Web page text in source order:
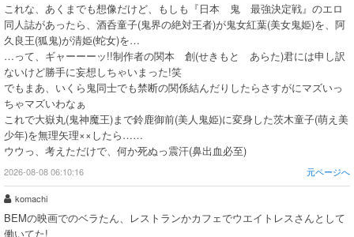
これな、あくまでも想像だけど、もしも『日本 鬼 最強決定戦』のエロ
同人誌があったら、酒呑童子(鬼界の絶対王者)が鬼女紅葉(美女鬼姫)を、阿
久良王(狐鬼)が清姫(蛇女)を…
…って、ギャーーーッ!!制作者の関本 創(せきもと あらた)君には申し訳
ないけど勝手に妄想しちゃいまった!笑
でもまあ、いくら鬼同士でも禁断の関係結んだりしたらさすがにマズいっ
ちゃマズいわなぁ
これで大嶽丸(鬼神魔王)まで鈴鹿御前(美人鬼姫)に変身した茨木童子(萌え美
少年)を無理矢理××したら……
ウウっ、考えただけで、何か死ぬっ震汗(鼻出血必至)
2026-08-08 06:10:16 元ページへ
komachi
BEMの映画でのベラたん、レストランかカフェでウエイトレスさんとして
働いてた!